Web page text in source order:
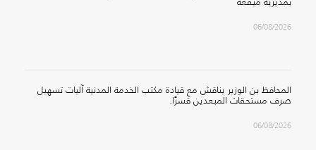
06/08/2026
المحافظ بن الوزير يناقش مع قيادة مكتب الخدمة المدنية آليات تسهيل
صرف مستحقات المبعدين قسرًا.
06/08/2026